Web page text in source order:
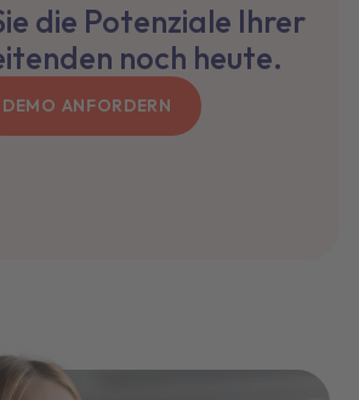
die Potenziale Ihrer
noch heute.
DEMO ANFORDERN